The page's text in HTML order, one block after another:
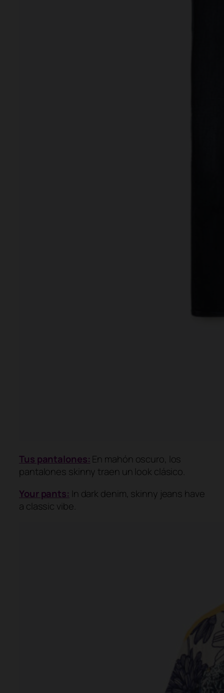
Tus pantalones: En mahón oscuro, los
pantalones skinnytraen un look clásico.
Your pants: In dark denim, skinny jeans have
a classic vibe.